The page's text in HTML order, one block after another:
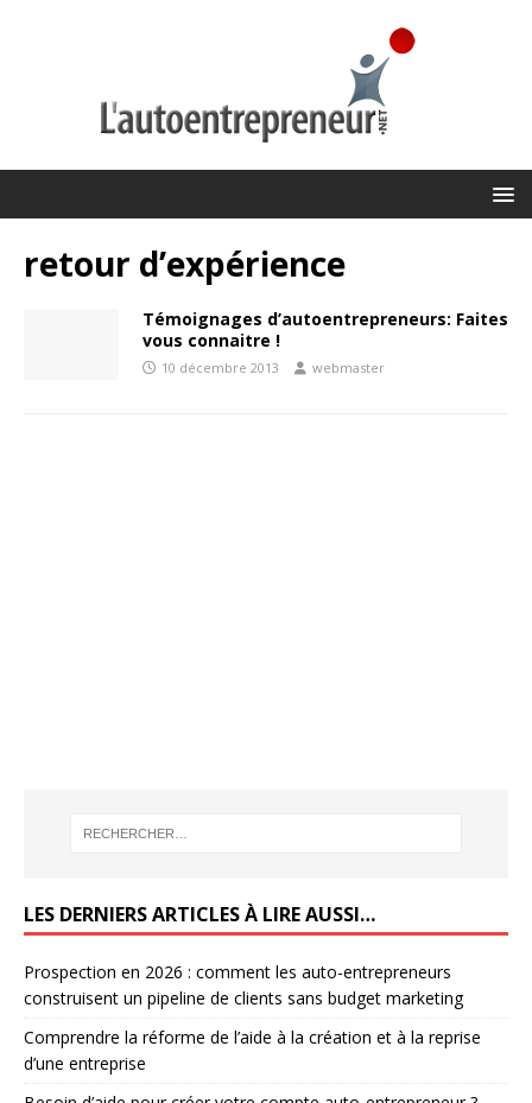
retour d’expérience
Témoignages d’autoentrepreneurs: Faites
vous connaitre !
10 décembre 2013 webmaster
LES DERNIERS ARTICLES À LIRE AUSSI…
Prospection en 2026 : comment les auto-entrepreneurs
construisent un pipeline de clients sans budget marketing
Comprendre la réforme de l’aide à la création et à la reprise
d’une entreprise